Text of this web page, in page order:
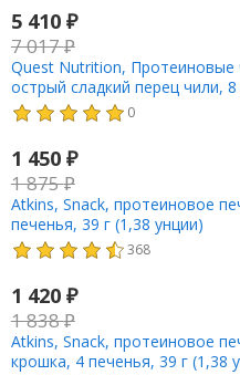
5 410 ₽
7 017₽
Quest Nutrition, Протеиновые
острый сладкий перец чили,
0
1 450 ₽
1 875₽
Atkins, Snack, протеиновое
печенья, 39 г (1,38 унции)
368
1 420 ₽
1 838₽
Atkins, Snack, протеиновое
крошка, 4 печенья, 39 г (1,38